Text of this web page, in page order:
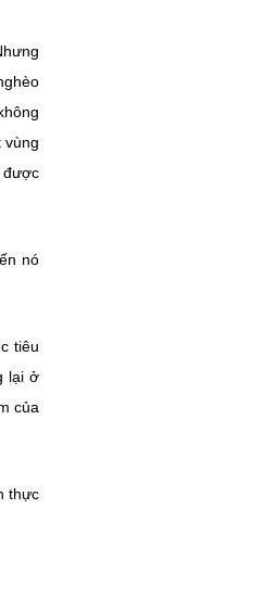
vùng
được
nó
tiêu
lại ở
của
thực